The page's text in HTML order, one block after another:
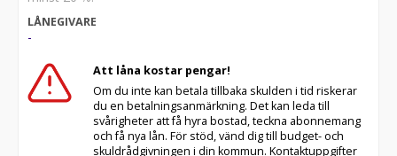
LÅNEGIVARE
-
Att låna kostar pengar!
Om du inte kan betala tillbaka skulden i tid riskerar
du en betalningsanmärkning. Det kan leda till
svårigheter att få hyra bostad, teckna abonnemang
och få nya lån. För stöd, vänd dig till budget- och
skuldrådgivningen i din kommun. Kontaktuppgifter